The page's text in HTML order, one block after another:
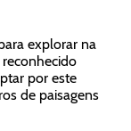
explorar na
por este
de paisagens